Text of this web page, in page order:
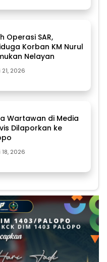
Operasi SAR,
Korban KM Nurul
Nelayan
21, 2026
Wartawan di Media
Dilaporkan ke
18, 2026